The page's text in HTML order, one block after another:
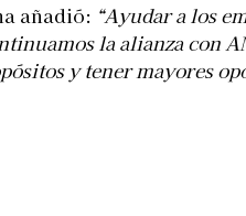
añadió: “Ayudar a los
la alianza con
y tener mayores